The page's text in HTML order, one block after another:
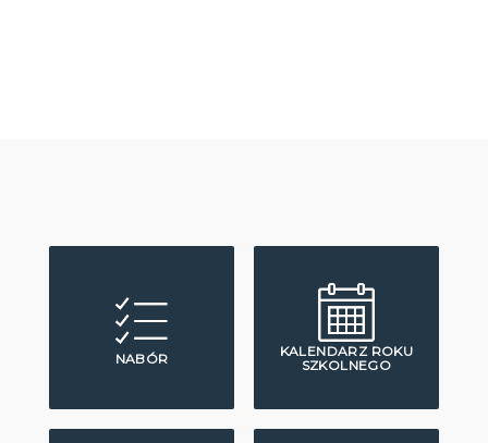
NABÓR
KALENDARZ ROKU
SZKOLNEGO